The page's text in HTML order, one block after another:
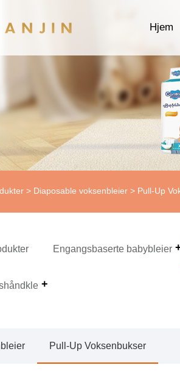
Hjem
> Diaposable voksenbleier > Pull-Up
Engangsbaserte babybleier
Pull-Up Voksenbukser